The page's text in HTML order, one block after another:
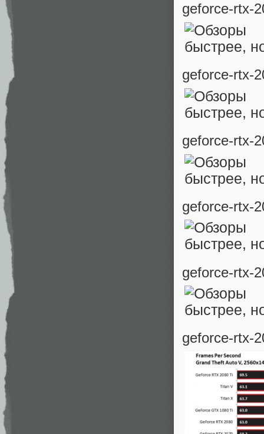
geforce-rtx-
geforce-rtx-
geforce-rtx-
geforce-rtx-
geforce-rtx-
geforce-rtx-